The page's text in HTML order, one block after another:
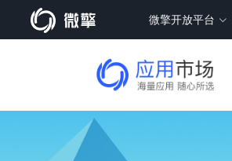
微擎开放平台